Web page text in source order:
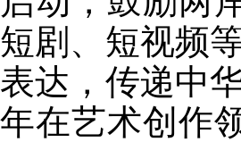
短剧、短视频
表达，传递中
年在艺术创作